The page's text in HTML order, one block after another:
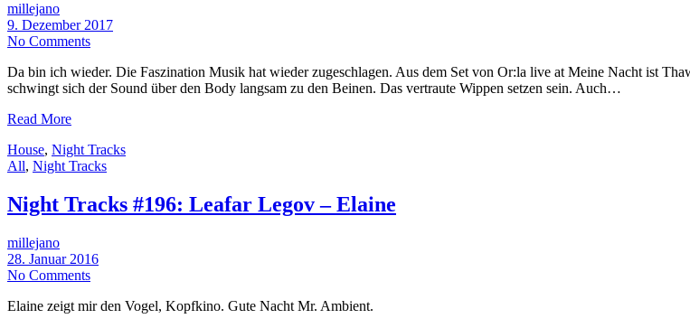
millejano
9. Dezember 2017
No Comments
Da bin ich wieder. Die Faszination Musik hat wieder zugeschlagen. Aus dem Set von Or:la live at Meine Nacht ist
schwingt sich der Sound über den Body langsam zu den Beinen. Das vertraute Wippen setzen sein. Auch…
Read More
House, Night Tracks
All, Night Tracks
Night Tracks #196: Leafar Legov – Elaine
millejano
28. Januar 2016
No Comments
Elaine zeigt mir den Vogel, Kopfkino. Gute Nacht Mr. Ambient.